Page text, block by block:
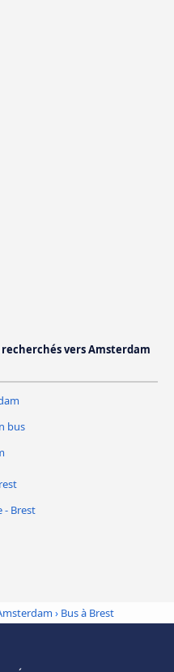
vers Amsterdam
bus
- Brest
› Bus à Brest